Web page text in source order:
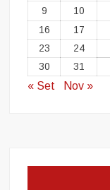
9
10
16
17
23
24
30
31
« Set Nov »